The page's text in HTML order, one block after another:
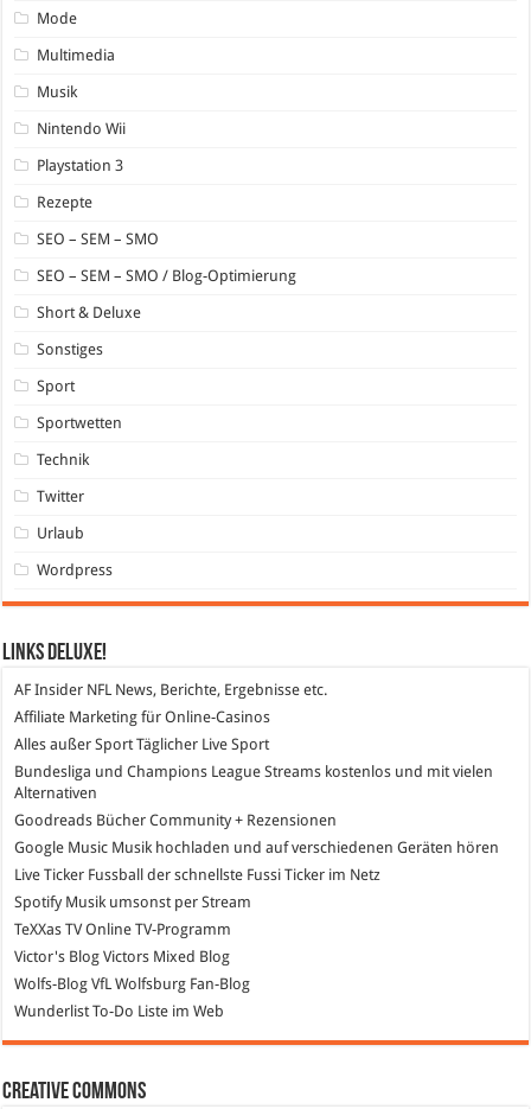
Mode
Multimedia
Musik
Nintendo Wii
Playstation 3
Rezepte
SEO – SEM – SMO
SEO – SEM – SMO / Blog-Optimierung
Short & Deluxe
Sonstiges
Sport
Sportwetten
Technik
Twitter
Urlaub
Wordpress
Links DeLuXe!
AF Insider NFL News, Berichte, Ergebnisse etc.
Affiliate Marketing für Online-Casinos
Alles außer SportTäglicher Live Sport
Bundesliga und Champions League Streams kostenlos und mit vielen
Alternativen
Goodreads Bücher Community + Rezensionen
Google Music Musik hochladen und auf verschiedenen Geräten hören
Live Ticker Fussball
der schnellste Fussi Ticker im Netz
SpotifyMusik umsonst per Stream
TeXXas TVOnline TV-Programm
Victor's Blog Victors Mixed Blog
Wolfs-Blog VfL Wolfsburg Fan-Blog
WunderlistTo-Do Liste im Web
Creative Commons